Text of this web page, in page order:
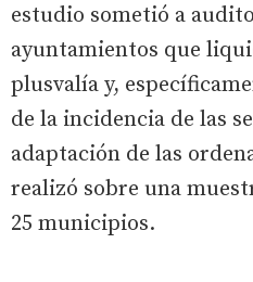
estudio sometió a
ayuntamientos que
plusvalía y,
de la incidencia de las
adaptación de las
realizó sobre una
25 municipios.